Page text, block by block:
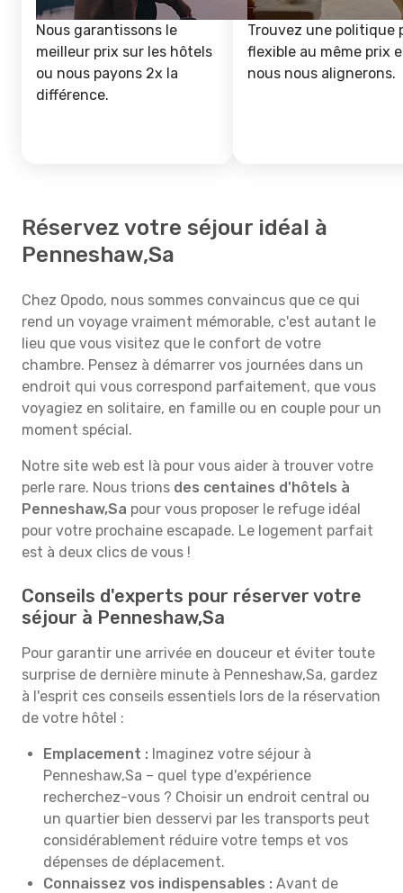
Nous garantissons le
meilleur prix sur les hôtels
ou nous payons 2x la
différence.
Trouvez une politique
flexible au même prix
nous nous alignerons.
Réservez votre séjour idéal à
Penneshaw,Sa
Chez Opodo, nous sommes convaincus que ce qui
rend un voyage vraiment mémorable, c'est autant le
lieu que vous visitez que le confort de votre
chambre. Pensez à démarrer vos journées dans un
endroit qui vous correspond parfaitement, que vous
voyagiez en solitaire, en famille ou en couple pour un
moment spécial.
Notre site web est là pour vous aider à trouver votre
perle rare. Nous trions des centaines d'hôtels à
Penneshaw,Sa pour vous proposer le refuge idéal
pour votre prochaine escapade. Le logement parfait
est à deux clics de vous !
Conseils d'experts pour réserver votre
séjour à Penneshaw,Sa
Pour garantir une arrivée en douceur et éviter toute
surprise de dernière minute à Penneshaw,Sa, gardez
à l'esprit ces conseils essentiels lors de la réservation
de votre hôtel :
Emplacement : Imaginez votre séjour à
Penneshaw,Sa – quel type d'expérience
recherchez-vous ? Choisir un endroit central ou
un quartier bien desservi par les transports peut
considérablement réduire votre temps et vos
dépenses de déplacement.
Connaissez vos indispensables : Avant de